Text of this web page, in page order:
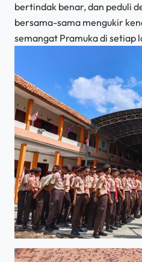
bertindak benar, dan peduli
bersama-sama mengukir
semangat Pramuka di setiap